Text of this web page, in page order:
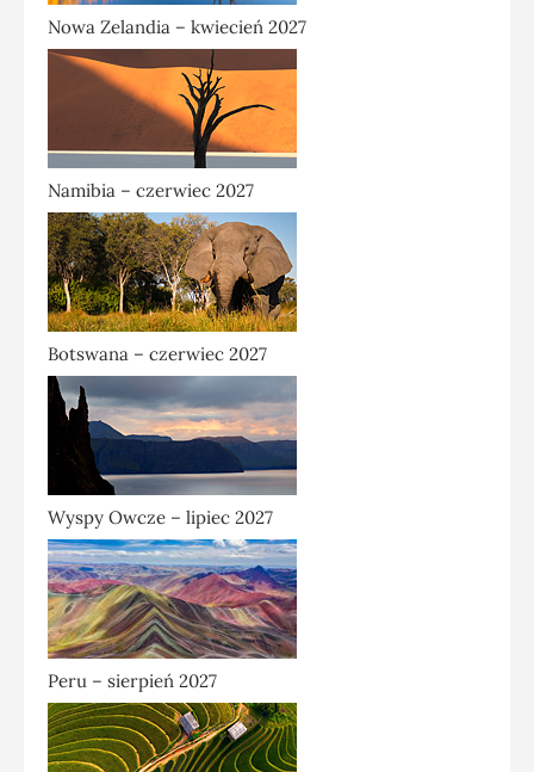
Nowa Zelandia – kwiecień 2027
Namibia – czerwiec 2027
Botswana – czerwiec 2027
Wyspy Owcze – lipiec 2027
Peru – sierpień 2027